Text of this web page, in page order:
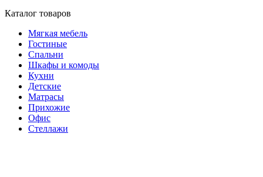
Каталог товаров
Мягкая мебель
Гостиные
Спальни
Шкафы и комоды
Кухни
Детские
Матрасы
Прихожие
Офис
Стеллажи